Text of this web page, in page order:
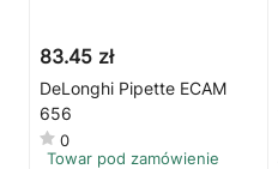
83.45 zł
DeLonghi Pipette ECAM
656
0
Towar pod zamówienie